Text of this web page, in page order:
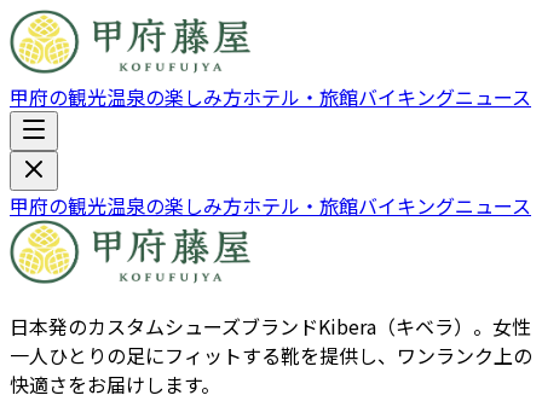
甲府の観光温泉の楽しみ方ホテル・旅館バイキングニュース
甲府の観光温泉の楽しみ方ホテル・旅館バイキングニュース
日本発のカスタムシューズブランドKibera（キベラ）。女性
一人ひとりの足にフィットする靴を提供し、ワンランク上の
快適さをお届けします。